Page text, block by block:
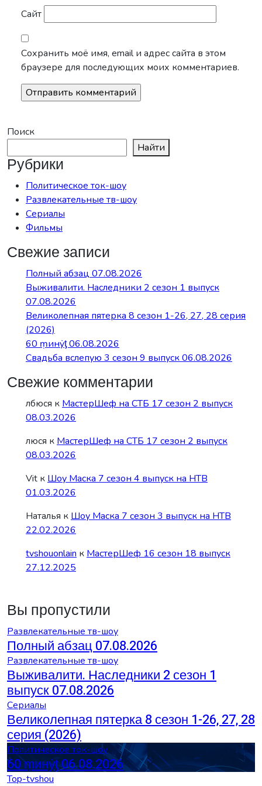
Сайт
Сохранить моё имя, email и адрес сайта в этом
браузере для последующих моих комментариев.
Поиск
Найти
Рубрики
Политическое ток-шоу
Развлекательные тв-шоу
Сериалы
Фильмы
Свежие записи
Полный абзац 07.08.2026
Выживалити. Наследники 2 сезон 1 выпуск
07.08.2026
Великолепная пятерка 8 сезон 1-26, 27, 28 серия
(2026)
60 ṃинẏƫ 06.08.2026
Свадьба вслепую 3 сезон 9 выпуск 06.08.2026
Свежие комментарии
лбюся к МастерШеф на СТБ 17 сезон 2 выпуск
08.03.2026
люся к МастерШеф на СТБ 17 сезон 2 выпуск
08.03.2026
Vit к Шоу Маска 7 сезон 4 выпуск на НТВ
01.03.2026
Наталья к Шоу Маска 7 сезон 3 выпуск на НТВ
22.02.2026
tvshouonlain к МастерШеф 16 сезон 18 выпуск
27.12.2025
Вы пропустили
Развлекательные тв-шоу
Полный абзац 07.08.2026
Развлекательные тв-шоу
Выживалити. Наследники 2 сезон 1
выпуск 07.08.2026
Сериалы
Великолепная пятерка 8 сезон 1-26, 27, 28
серия (2026)
Политическое ток-шоу
60 ṃинẏƫ 06.08.2026
Top-tvshou